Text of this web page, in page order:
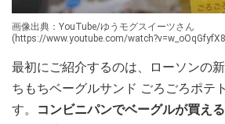
画像出典：YouTube/ゆうモグスイーツさん
(https://www.youtube.com/
最初にご紹介するのは、ローソンの
ちもちベーグルサンド ごろごろポテ
す。
コンビニパンでベーグルが買え